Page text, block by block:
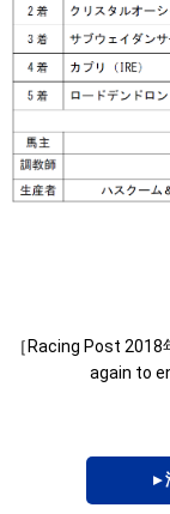
［Racing Post
again to
▸